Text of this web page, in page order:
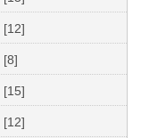
[12]
[8]
[15]
[12]